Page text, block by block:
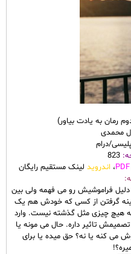
رمان به یادت بیاور)
محمدی
درام
PDF، اندروید لینک مستقیم رایگان
فراموشیش رو می فهمه ولی بین
کینه گرفتن از کسی که خودش هم یک
هیچ چیزی مثل گذشته نیست. وارد
تاثیر داره. حال می مونه یا
می کنه یا نه؟ حق میده یا برای